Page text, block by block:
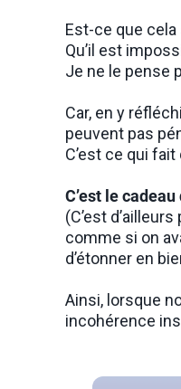
Est-ce que cela
Qu’il est
Je ne le pense
Car, en y
peuvent pas
C’est ce qui
C’est le
(C’est
comme si on
d’étonner en
Ainsi, lorsque
incohérence